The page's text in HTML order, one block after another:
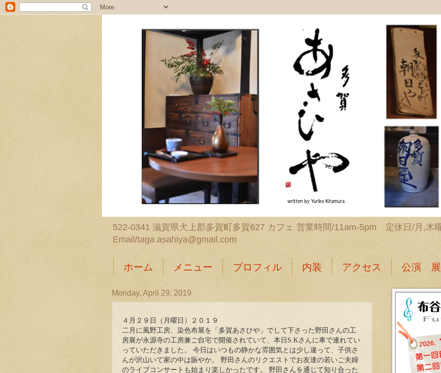
522-0341 滋賀県犬上郡多賀町多賀627 カフェ 営業時間/11am-5pm 定休日/月,木
Email/taga.asahiya@gmail.com
ホーム メニュー プロフィル 内装 アクセス 公演
Monday, April 29, 2019
４月２９日（月曜日）２０１９
二月に風野工房、染色布展を「多賀あさひや」でして下さった野田さんの工
房展が永源寺の工房兼ご自宅で開催されていて、本日S.Kさんに車で連れてい
っていただきました。 今日はいつもの静かな雰囲気とは少し違って、子供さ
んが沢山いて家の中は賑やか。 野田さんのリクエストでお友達の若いご夫婦
のライブコンサートも始まり楽しかったです。 野田さんを通じて知り合った